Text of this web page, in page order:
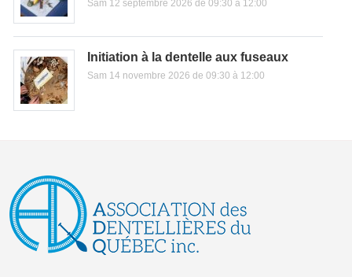
Sam 12 septembre 2026 de 09:30 à 12:00
Initiation à la dentelle aux fuseaux
Sam 14 novembre 2026 de 09:30 à 12:00